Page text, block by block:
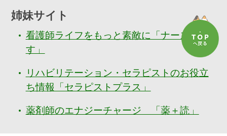
姉妹サイト
看護師ライフをもっと素敵に「ナースぷら
す」
リハビリテーション・セラピストのお役立
ち情報「セラピストプラス」
薬剤師のエナジーチャージ 「薬＋読」